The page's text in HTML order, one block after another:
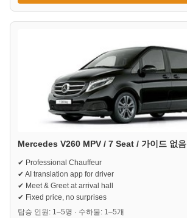
Mercedes V260 MPV / 7 Seat / 가이드 없음
✔ Professional Chauffeur
✔ AI translation app for driver
✔ Meet & Greet at arrival hall
✔ Fixed price, no surprises
탑승 인원: 1–5명 · 수하물: 1–5개